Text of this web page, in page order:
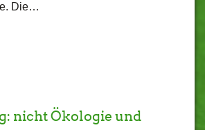
Die…
nicht Ökologie und